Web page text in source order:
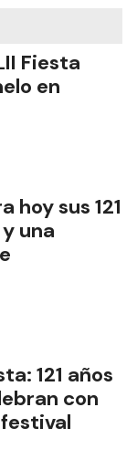
Fiesta
en
hoy sus 121
una
121 años
con